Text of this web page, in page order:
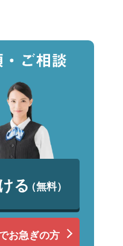
る（無料）
お急ぎの方